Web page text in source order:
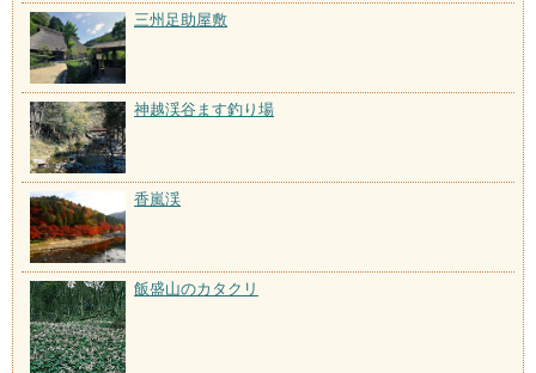
三州足助屋敷
神越渓谷ます釣り場
香嵐渓
飯盛山のカタクリ